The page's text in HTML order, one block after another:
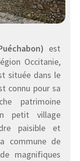
est
Occitanie,
située dans le
connu pour sa
patrimoine
petit village
paisible et
commune de
magnifiques